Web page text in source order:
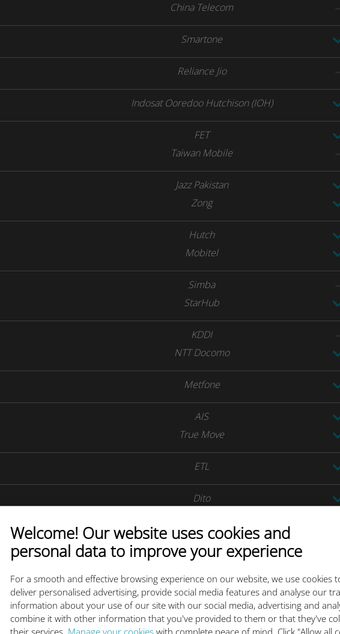
Welcome! Our website uses cookies and
personal data to improve your experience
For a smooth and effective browsing experience on our website, we use cookies
deliver personalised advertising, provide social media features and analyse our
information about your use of our site with our social media, advertising and
combine it with other information that you've provided to them or that they've
their services. Manage your cookies with complete peace of mind. Click "Allow all
China Telecom
Smartone
Reliance Jio
Indosat Ooredoo Hutchison (IOH)
FET
Taiwan Mobile
Jazz Pakistan
Zong
Hutch
Mobitel
Simba
StarHub
KDDI
NTT Docomo
Metfone
AIS
True Move
ETL
Dito
VNPT
LGU+
SK Telecom
Maxis